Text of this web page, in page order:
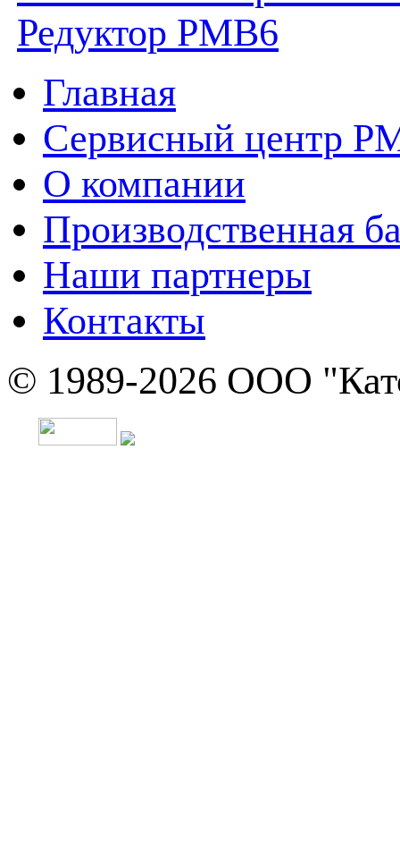
Редуктор PMB6
Главная
Сервисный центр
О компании
Производственная
Наши партнеры
Контакты
© 1989-2026 ООО